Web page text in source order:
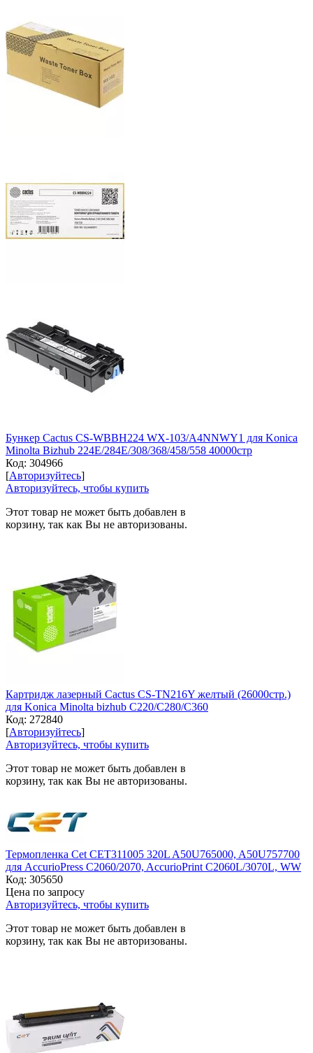
Бункер Cactus CS-WBBH224 WX-103/A4NNWY1 для Konica
Minolta Bizhub 224E/284E/308/368/458/558 40000стр
Код: 304966
[Авторизуйтесь]
Авторизуйтесь, чтобы купить
Этот товар не может быть добавлен в
корзину, так как Вы не авторизованы.
Картридж лазерный Cactus CS-TN216Y желтый (26000стр.)
для Konica Minolta bizhub C220/C280/C360
Код: 272840
[Авторизуйтесь]
Авторизуйтесь, чтобы купить
Этот товар не может быть добавлен в
корзину, так как Вы не авторизованы.
Термопленка Cet CET311005 320L A50U765000, A50U757700
для AccurioPress C2060/2070, AccurioPrint C2060L/3070L, WW
Код: 305650
Цена по запросу
Авторизуйтесь, чтобы купить
Этот товар не может быть добавлен в
корзину, так как Вы не авторизованы.